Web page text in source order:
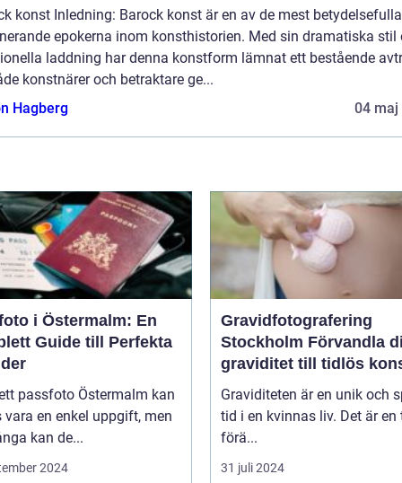
konst Inledning: Barock konst är en av de mest
epokerna inom konsthistorien. Med sin dramatiska stil
laddning har denna konstform lämnat ett bestående
konstnärer och betraktare ge...
Hagberg
04 maj
i Östermalm: En
Guide till Perfekta
passfoto Östermalm kan
vara en enkel uppgift, men
kan de...
2024
Gravidfotografering
Stockholm Förvandla din
graviditet till tidlös
Graviditeten är en unik och
tid i en kvinnas liv. Det är en
förä...
31 juli 2024